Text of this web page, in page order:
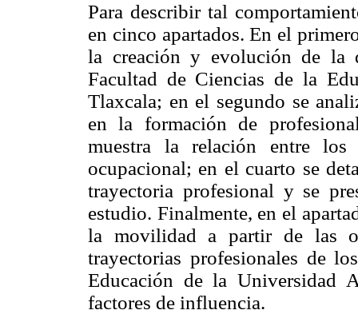
Para describir tal
en cinco apartados. En el
la creación y evolución de la
Facultad de Ciencias de la
Tlaxcala; en el segundo se
en la formación de
muestra la relación entre
ocupacional; en el cuarto se
trayectoria profesional y se
estudio. Finalmente, en el
la movilidad a partir de las
trayectorias profesionales de
Educación de la Universidad
factores de influencia.